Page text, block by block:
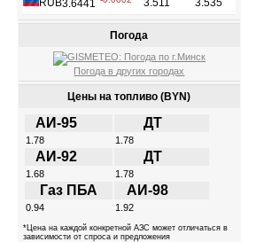
Погода
Погода в других городах
Цены на топливо (BYN)
АИ-95 ДТ
1.78 1.78
АИ-92 ДТ
1.68 1.78
Газ ПБА АИ-98
0.94 1.92
*Цена на каждой конкретной АЗС может отличаться в
зависимости от спроса и предложения